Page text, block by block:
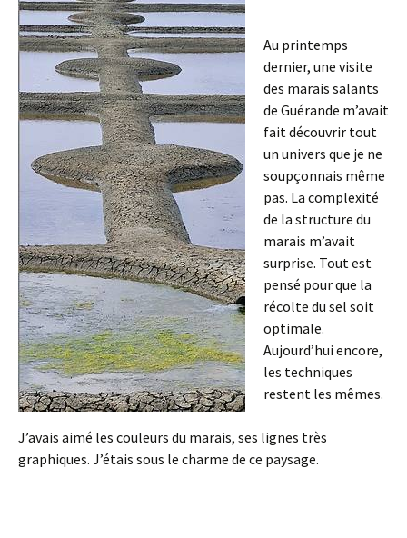
Au printemps
dernier, une visite
des marais salants
de Guérande m’avait
fait découvrir tout
un univers que je ne
soupçonnais même
pas. La complexité
de la structure du
marais m’avait
surprise. Tout est
pensé pour que la
récolte du sel soit
optimale.
Aujourd’hui encore,
les techniques
restent les mêmes.
J’avais aimé les couleurs du marais, ses lignes très
graphiques. J’étais sous le charme de ce paysage.